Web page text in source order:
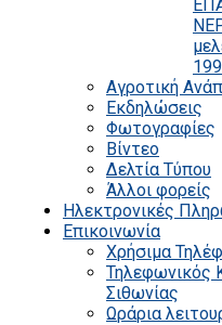
Αγροτική
Εκδηλώσεις
Φωτογραφίες
Βίντεο
Δελτία Τύπου
Άλλοι φορείς
Ηλεκτρονικές
Επικοινωνία
Χρήσιμα
Τηλεφωνικός
Σιθωνίας
Ωράρια